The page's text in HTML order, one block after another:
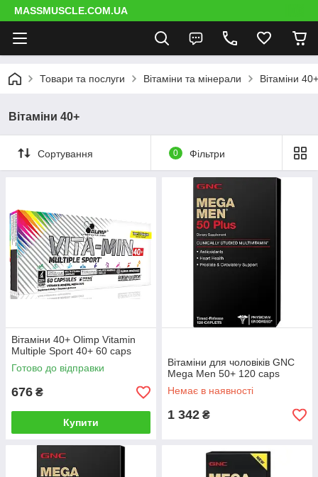
MASSMUSCLE.COM.UA
Товари та послуги Вітаміни та мінерали Вітаміни 40+
Вітаміни 40+
Сортування 0 Фільтри
Вітаміни 40+ Olimp Vitamin
Multiple Sport 40+ 60 caps
Готово до відправки
676 ₴
Купити
Вітаміни для чоловіків GNC
Mega Men 50+ 120 caps
Немає в наявності
1 342 ₴